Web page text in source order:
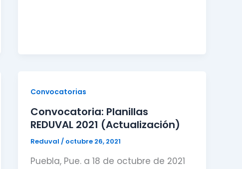
Convocatorias
Convocatoria: Planillas
REDUVAL 2021 (Actualización)
Reduval/ octubre 26, 2021
Puebla, Pue. a 18 de octubre de 2021